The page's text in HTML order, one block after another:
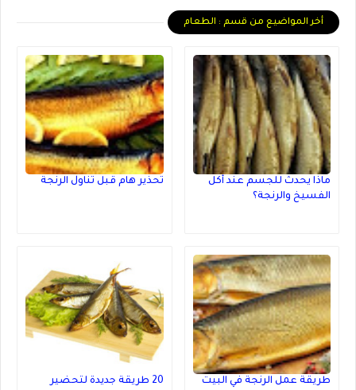
أخر المواضيع من قسم : الطعام
ماذا يحدث للجسم عند أكل
الفسيخ والرنجة؟
تحذير هام قبل تناول الرنجة
طريقة عمل الرنجة في البيت
20 طريقة جديدة لتحضير